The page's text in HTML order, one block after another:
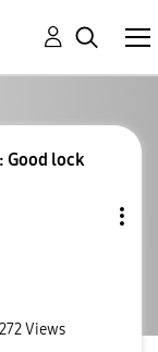
Good lock
272Views